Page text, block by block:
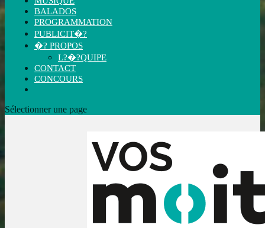
BALADOS
PROGRAMMATION
PUBLICIT�?
�? PROPOS
L?�?QUIPE
CONTACT
CONCOURS
Sélectionner une page